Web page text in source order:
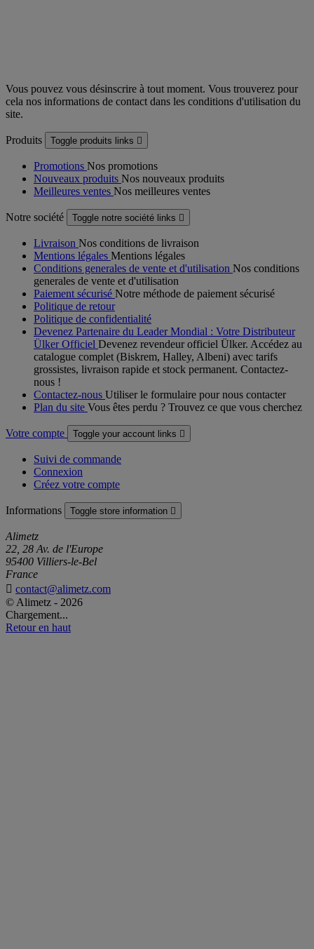
Vous pouvez vous désinscrire à tout moment. Vous trouverez pour
cela nos informations de contact dans les conditions d'utilisation du
site.
Produits Toggle produits links 
Promotions Nos promotions
Nouveaux produits Nos nouveaux produits
Meilleures ventes Nos meilleures ventes
Notre société Toggle notre société links 
Livraison Nos conditions de livraison
Mentions légales Mentions légales
Conditions generales de vente et d'utilisation Nos conditions
generales de vente et d'utilisation
Paiement sécurisé Notre méthode de paiement sécurisé
Politique de retour
Politique de confidentialité
Devenez Partenaire du Leader Mondial : Votre Distributeur
Ülker Officiel Devenez revendeur officiel Ülker. Accédez au
catalogue complet (Biskrem, Halley, Albeni) avec tarifs
grossistes, livraison rapide et stock permanent. Contactez-
nous !
Contactez-nous Utiliser le formulaire pour nous contacter
Plan du site Vous êtes perdu ? Trouvez ce que vous cherchez
Votre compte Toggle your account links 
Suivi de commande
Connexion
Créez votre compte
Informations Toggle store information 
Alimetz
22, 28 Av. de l'Europe
95400 Villiers-le-Bel
France
 contact@alimetz.com
© Alimetz - 2026
Chargement...
Retour en haut